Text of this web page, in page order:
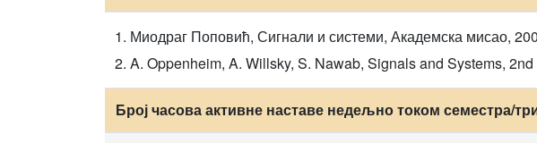
Миодраг Поповић, Сигнали и системи, Академска мисао,
A. Oppenheim, A. Willsky, S. Nawab, Signals and Systems,
Број часова активне наставе недељно током семестра/